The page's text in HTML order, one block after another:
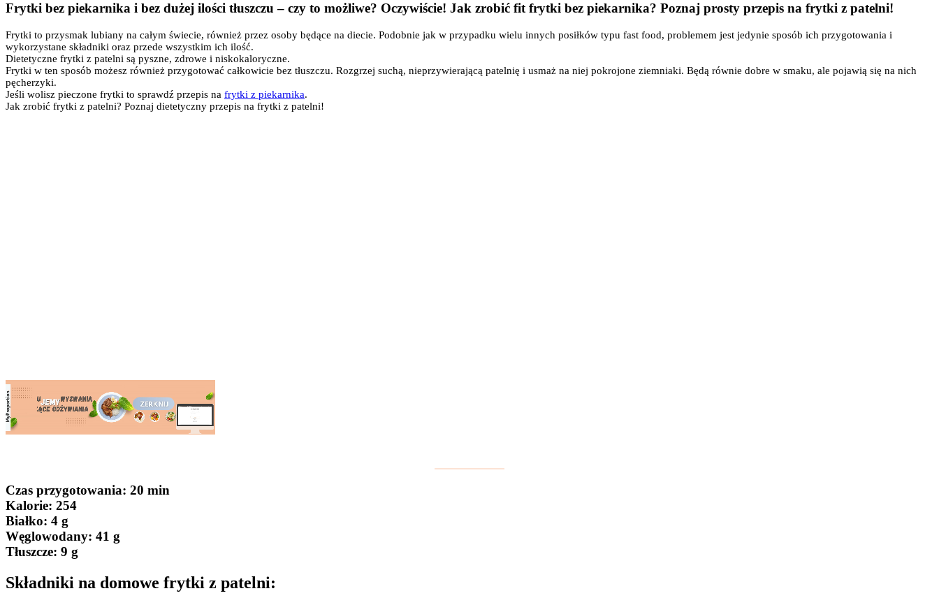
Frytki bez piekarnika i bez dużej ilości tłuszczu – czy to możliwe? Oczywiście! Jak zrobić fit frytki bez piekarnika? Poznaj prosty przepis na frytki z patelni!
Frytki to przysmak lubiany na całym świecie, również przez osoby będące na diecie. Podobnie jak w przypadku wielu innych posiłków typu fast food, problemem jest jedynie sposób ich przygotowania i
wykorzystane składniki oraz przede wszystkim ich ilość.
Dietetyczne frytki z patelni są pyszne, zdrowe i niskokaloryczne.
Frytki w ten sposób możesz również przygotować całkowicie bez tłuszczu. Rozgrzej suchą, nieprzywierającą patelnię i usmaż na niej pokrojone ziemniaki. Będą równie dobre w smaku, ale pojawią się na nich
pęcherzyki.
Jeśli wolisz pieczone frytki to sprawdź przepis na frytki z piekarnika.
Jak zrobić frytki z patelni? Poznaj dietetyczny przepis na frytki z patelni!
Czas przygotowania: 20 min
Kalorie: 254
Białko: 4 g
Węglowodany: 41 g
Tłuszcze: 9 g
Składniki na domowe frytki z patelni: